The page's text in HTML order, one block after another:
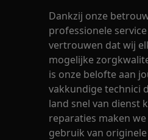
Dankzij onze
professionele
vertrouwen dat wij
mogelijke
is onze belofte aan
vakkundige technici
land snel van dienst
reparaties maken
gebruik van originele